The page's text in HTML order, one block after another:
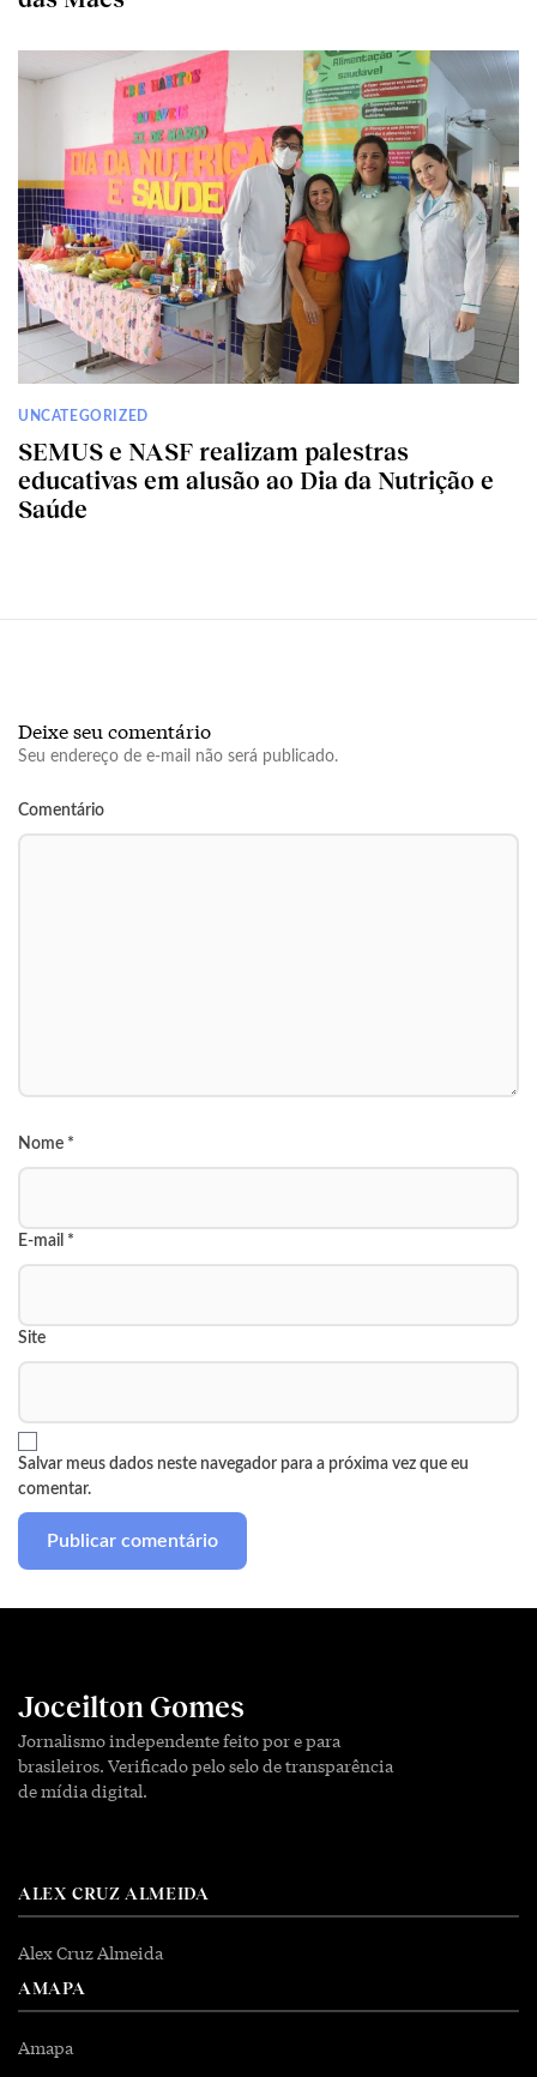
UNCATEGORIZED
SEMUS e NASF realizam palestras
educativas em alusão ao Dia da Nutrição e
Saúde
Deixe seu comentário
Seu endereço de e-mail não será publicado.
Comentário
Nome *
E-mail *
Site
Salvar meus dados neste navegador para a próxima vez que eu
comentar.
Joceilton Gomes
Jornalismo independente feito por e para
brasileiros. Verificado pelo selo de transparência
de mídia digital.
ALEX CRUZ ALMEIDA
Alex Cruz Almeida
AMAPA
Amapa